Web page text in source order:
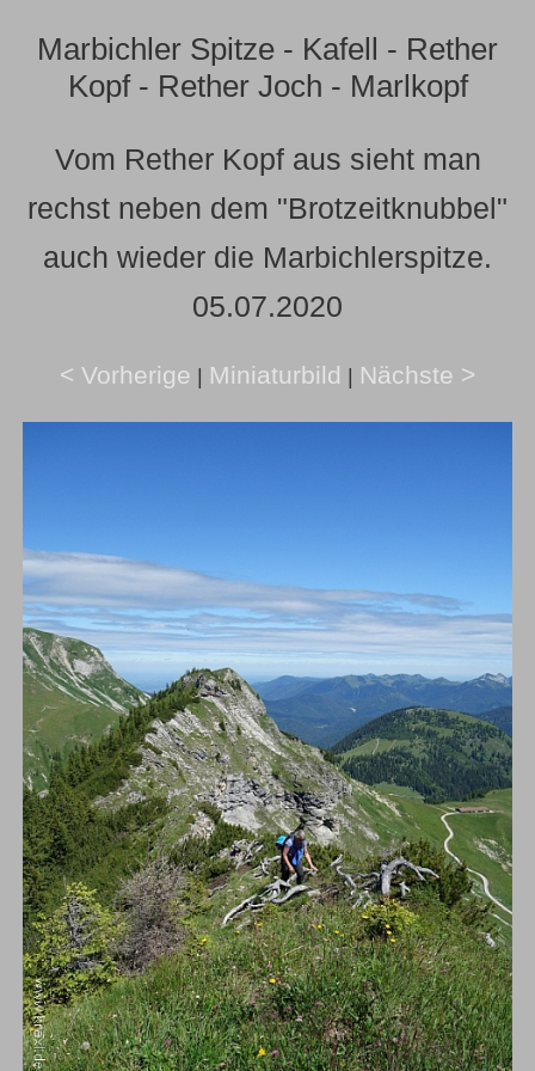
Marbichler Spitze - Kafell - Rether
Kopf - Rether Joch - Marlkopf
Vom Rether Kopf aus sieht man
rechst neben dem "Brotzeitknubbel"
auch wieder die Marbichlerspitze.
05.07.2020
< Vorherige | Miniaturbild | Nächste >